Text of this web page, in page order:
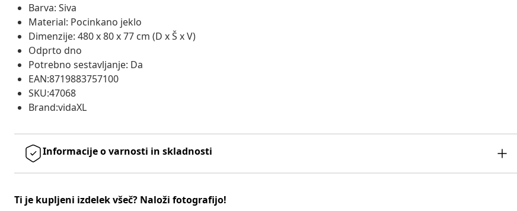
Barva: Siva
Material: Pocinkano jeklo
Dimenzije: 480 x 80 x 77 cm (D x Š x V)
Odprto dno
Potrebno sestavljanje: Da
EAN:8719883757100
SKU:47068
Brand:vidaXL
Informacije o varnosti in skladnosti
Ti je kupljeni izdelek všeč? Naloži fotografijo!